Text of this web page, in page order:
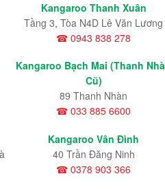
Kangaroo Thanh Xuân
Tầng 3, Tòa N4D Lê Văn Lương
☎ 0943 838 278
Kangaroo Bạch Mai (Thanh
Cũ)
89 Thanh Nhàn
☎ 033 885 6600
Kangaroo Vân Đình
40 Trần Đăng Ninh
☎ 0378 903 366